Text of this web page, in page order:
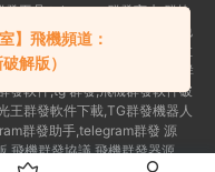
工具,telegram 群發言,加群軟
群發消息,群發軟件,tg群發器免
,telegram群發,telegram 群發,拉
飛機群發軟件,telegram自動群
發軟件,tg 群發,飛機群發軟件破
王群發軟件下載,TG群發機器人
群發助手,telegram群發 源
,飛機群發協議,飛機群發器源
】飛機頻道：
解版）